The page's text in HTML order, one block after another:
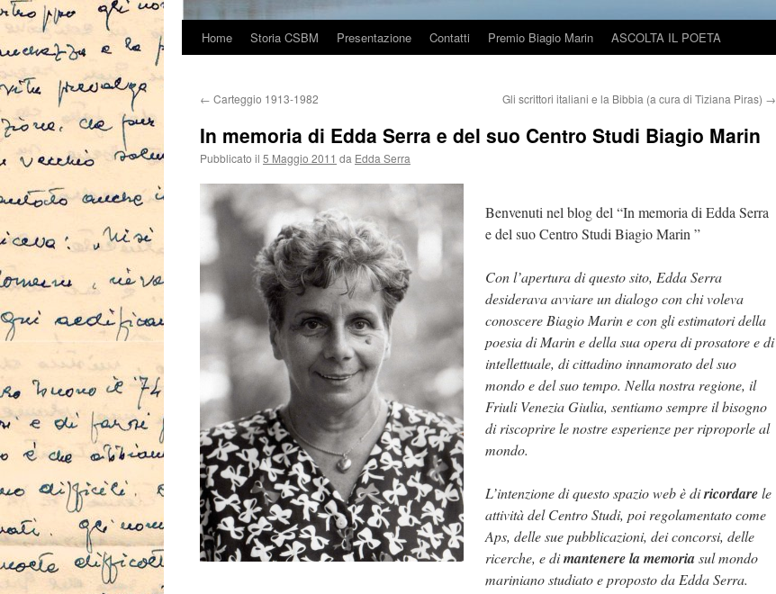
Vai
contenuto
Home Storia CSBM Presentazione Contatti Premio Biagio Marin ASCOLTA IL POETA
← Carteggio 1913-1982 Gli scrittori italiani e la Bibbia (a cura di Tiziana Piras) →
In memoria di Edda Serra e del suo Centro Studi Biagio Marin
Pubblicato il 5 Maggio 2011 da Edda Serra
Benvenuti nel blog del “In memoria di Edda Serra
e del suo Centro Studi Biagio Marin ”
Con l’apertura di questo sito, Edda Serra
desiderava avviare un dialogo con chi voleva
conoscere Biagio Marin e con gli estimatori della
poesia di Marin e della sua opera di prosatore e di
intellettuale, di cittadino innamorato del suo
mondo e del suo tempo. Nella nostra regione, il
Friuli Venezia Giulia, sentiamo sempre il bisogno
di riscoprire le nostre esperienze per riproporle al
mondo.
L’intenzione di questo spazio web è diricordarele
attività del Centro Studi, poi regolamentato come
Aps, delle sue pubblicazioni, dei concorsi, delle
ricerche, e dimantenere la memoriasul mondo
mariniano studiato e proposto da Edda Serra.